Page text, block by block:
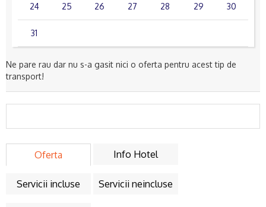
24 25 26 27 28 29 30
31
Ne pare rau dar nu s-a gasit nici o oferta pentru acest tip de
transport!
Oferta Info Hotel
Servicii incluse Servicii neincluse